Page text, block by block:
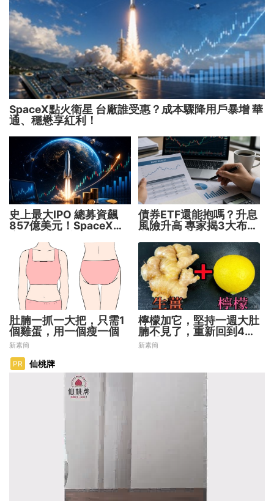
SpaceX點火衛星 台廠誰受惠？成本驟降用戶暴增 華
通、穩懋享紅利！
史上最大IPO 總募資飆
857億美元！SpaceX升
債券ETF還能抱嗎？升息
風險升高 專家揭3大布局
肚腩一抓一大把，只需1
個雞蛋，用一個瘦一個
新素簡
檸檬加它，堅持一週大肚
腩不見了，重新回到45
公斤
新素簡
PR 仙桃牌